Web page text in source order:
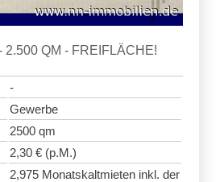
2.500 QM - FREIFLÄCHE!
-
Gewerbe
2500 qm
2,30 € (p.M.)
2,975 Monatskaltmieten inkl. der